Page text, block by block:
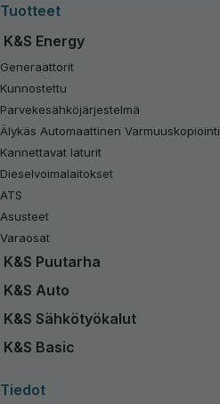
Tuotteet
K&S Energy
Generaattorit
Kunnostettu
Parvekesähköjärjestelmä
Älykäs Automaattinen Varmuuskopiointi
Kannettavat laturit
Dieselvoimalaitokset
ATS
Asusteet
Varaosat
K&S Puutarha
Yhtenäinen akkujärjestelmä
Moottorisahat
Ruohonleikkurit
K&S Auto
Ilmakompressorit
K&S Sähkötyökalut
Sähkötyökalut
K&S Basic
Invertterigeneraattorit K&S Basic
Tiedot